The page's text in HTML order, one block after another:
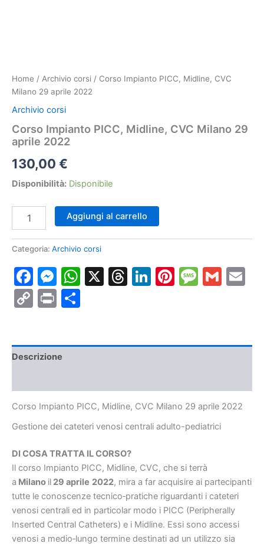
Home / Archivio corsi / Corso Impianto PICC, Midline, CVC
Milano 29 aprile 2022
Archivio corsi
Corso Impianto PICC, Midline, CVC Milano 29
aprile 2022
130,00 €
Disponibilità: Disponibile
Impianto
Midline,
Milano
29
aprile
2022
Aggiungi al carrello
Categoria: Archivio corsi
Facebook
Messenger
WhatsApp
X Threads
LinkedIn
Pinterest
Copy
Print
Descrizione
Corso Impianto PICC, Midline, CVC Milano 29 aprile 2022
Gestione dei cateteri venosi centrali adulto-pediatrici
DI COSA TRATTA IL CORSO?
Il corso Impianto PICC, Midline, CVC, che si terrà
a Milano il 29 aprile 2022, mira a far acquisire ai partecipanti
tutte le conoscenze tecnico‐pratiche riguardanti i cateteri
venosi centrali ed in particolar modo i PICC (Peripherally
Inserted Central Catheters) e i Midline. Essi sono accessi
venosi a medio‐lungo termine destinati ad un utilizzo sia